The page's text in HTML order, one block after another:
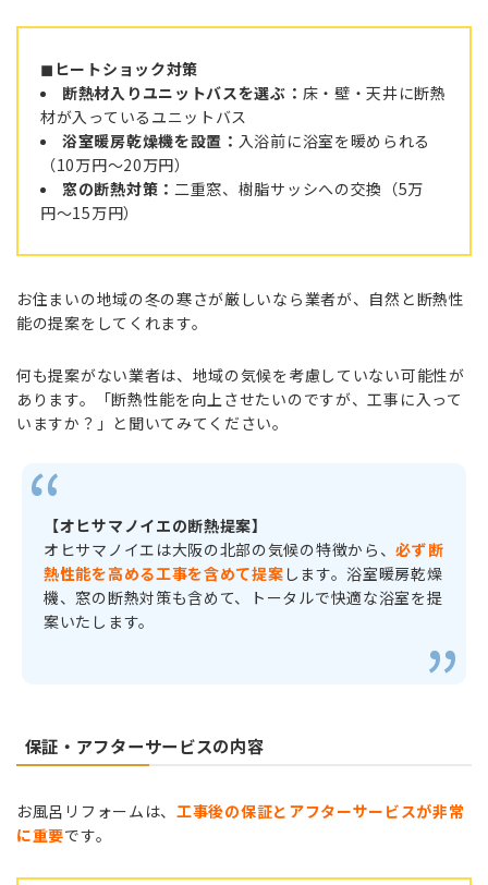
◼︎ヒートショック対策
断熱材入りユニットバスを選ぶ： 床・壁・天井に断熱
材が入っているユニットバス
浴室暖房乾燥機を設置： 入浴前に浴室を暖められる
（10万円〜20万円）
窓の断熱対策： 二重窓、樹脂サッシへの交換（5万
円〜15万円）
お住まいの地域の冬の寒さが厳しいなら業者が、自然と断熱性
能の提案をしてくれます。
何も提案がない業者は、地域の気候を考慮していない可能性が
あります。「断熱性能を向上させたいのですが、工事に入って
いますか？」と聞いてみてください。
【オヒサマノイエの断熱提案】
オヒサマノイエは大阪の北部の気候の特徴から、必ず断
熱性能を高める工事を含めて提案 します。浴室暖房乾燥
機、窓の断熱対策も含めて、トータルで快適な浴室を提
案いたします。
保証・アフターサービスの内容
お風呂リフォームは、 工事後の保証とアフターサービスが非常
に重要です。